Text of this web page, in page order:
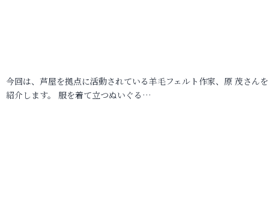
今回は、芦屋を拠点に活動されている羊毛フェルト作家、原 茂さん
紹介します。 服を着て立つぬいぐる…